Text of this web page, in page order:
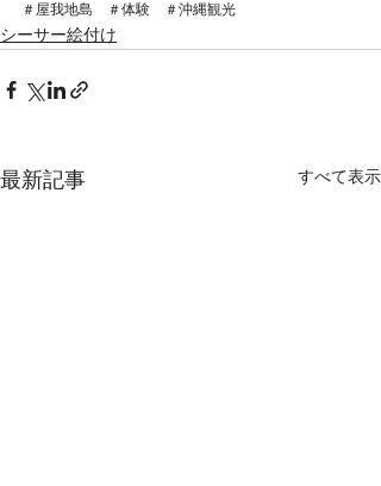
＃屋我地島　＃体験　＃沖縄観光
シーサー絵付け
最新記事 すべて表示